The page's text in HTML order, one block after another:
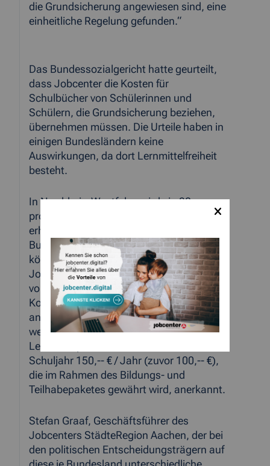
die Grundsicherung angewiesen sind, eine
einheitliche Regelung gefunden.“
Das Bundessozialgericht hatte geurteilt,
dass Jobcenter die Kosten für
Schulbücher von Schülerinnen und
Schülern, die Grundsicherung beziehen,
übernehmen müssen. Die Urteile haben in
einigen Bundesländern keine
Auswirkungen, da dort Lernmittelfreiheit
besteht.
In Nordrhein-Westfalen wird ein 30
prozentiger Eigenanteil für die Schulbücher
erhoben. Nach Abstimmung mit dem
Bundesministerium für Arbeit und Soziales
können diese Kosten nun von den
Jobcentern in gemeinsamer Trägerschaft
von Bundesagentur für Arbeit und
Kommunen als laufender Mehrbedarf
anerkannt werden. Diese Mehrbedarfe
werden zusätzlich zu der
Lernmittelpauschale von seit diesem
Schuljahr 150,-- € / Jahr (zuvor 100,-- €),
die im Rahmen des Bildungs- und
Teilhabepaketes gewährt wird, anerkannt.
Stefan Graaf, Geschäftsführer des
Jobcenters StädteRegion Aachen, der bei
den politischen Entscheidungsträgern auf